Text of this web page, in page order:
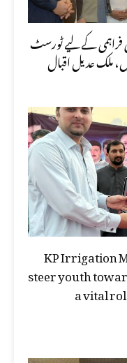
فراہمی کے لیے ٹورسٹ
ملک عدیل اقبال
KP Irrigation
steer youth
a vital